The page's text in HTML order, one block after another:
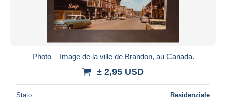
Photo – Image de la ville de Brandon, au Canada.
± 2,95 USD
Stato Residenziale